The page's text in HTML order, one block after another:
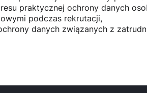
praktycznej ochrony danych
podczas rekrutacji,
danych związanych z